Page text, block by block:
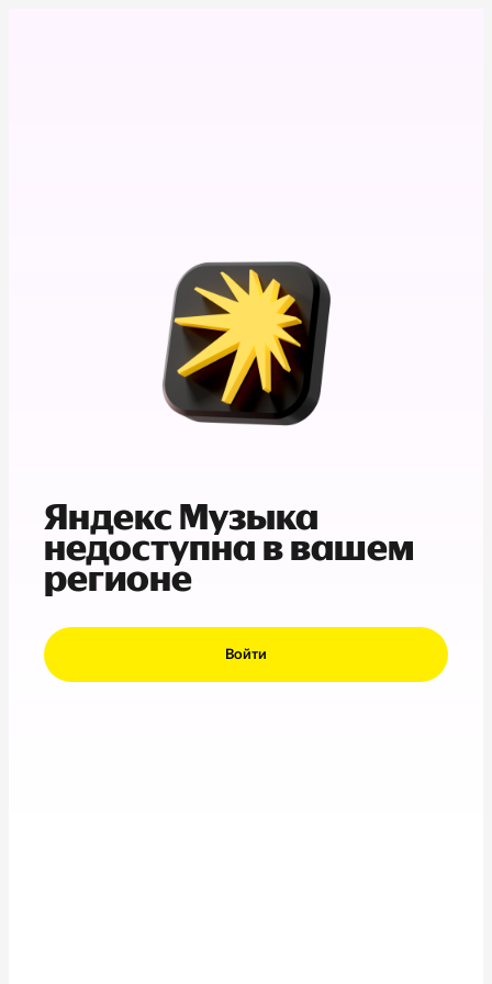
Яндекс Музыка
недоступна в вашем
регионе
Войти